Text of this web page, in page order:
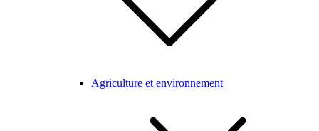
Agriculture et environnement